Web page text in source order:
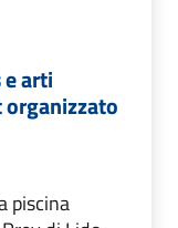
arti
piscina